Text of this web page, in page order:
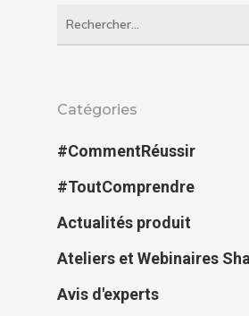
Catégories
#CommentRéussir
#ToutComprendre
Actualités produit
Ateliers et Webinaires
Avis d'experts